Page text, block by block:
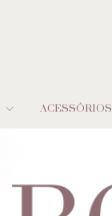
ACESSÓRIOS